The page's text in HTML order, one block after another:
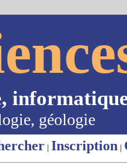
géologie
| Inscription |